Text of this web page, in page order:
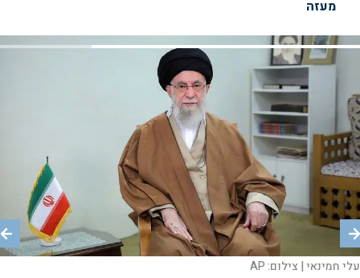
מעזה
המנהיג העליון של איראן עלי חמינאי (עלי ח'אמנאי) במהלך פגישה עם נשיא
המנהיג העליון של איראן, עלי חמינאי. |
עלי חמינאי | צילום:AP